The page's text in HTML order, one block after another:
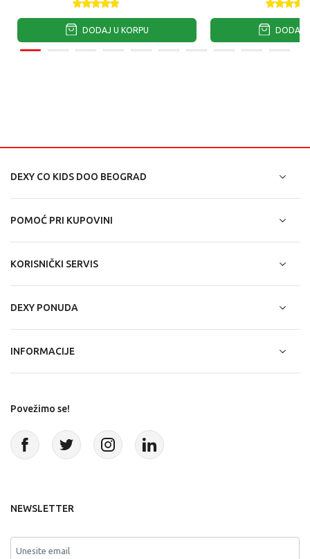
DODAJ U KORPU DODAJ
DEXY CO KIDS DOO BEOGRAD
POMOĆ PRI KUPOVINI
KORISNIČKI SERVIS
DEXY PONUDA
INFORMACIJE
Povežimo se!
NEWSLETTER